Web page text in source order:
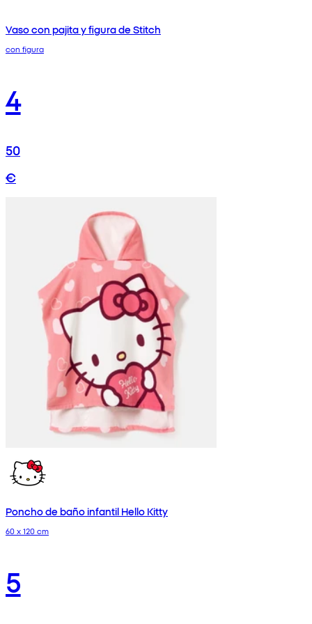
Vaso con pajita y figura de Stitch
con figura
4
50
€
Poncho de baño infantil Hello Kitty
60 x 120 cm
5